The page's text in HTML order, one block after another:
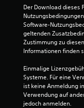
Der Download dieses
Software-
geltenden
Zustimmung zu
Informationen finden
Einmalige
Systeme. Für eine
ist keine Anmeldung
Verwendung auf
jedoch anmelden.